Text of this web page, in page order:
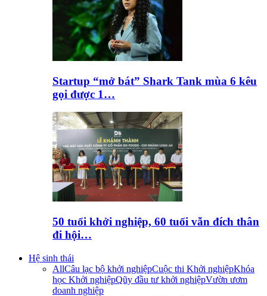
Startup “mở bát” Shark Tank mùa 6 kêu
gọi được 1…
50 tuổi khởi nghiệp, 60 tuổi vẫn đích thân
đi hội…
Hệ sinh thái
AllCâu lạc bộ khởi nghiệpCuộc thi Khởi nghiệpKhóa
học Khởi nghiệpQũy đầu tư khởi nghiệpVườn ươm
doanh nghiệp